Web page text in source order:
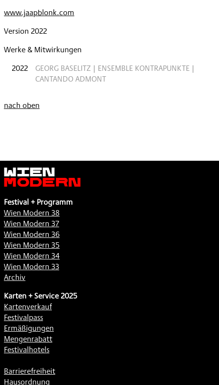
www.jaapblonk.com
Version 2022
Werke & Mitwirkungen
2022
GEORG BASELITZ | ENSEMBLE KONTRAPUNKTE |
CANTANDO ADMONT
nach oben
Wien
Modern
Festival + Programm
Wien Modern 38
Wien Modern 37
Wien Modern 36
Wien Modern 35
Wien Modern 34
Wien Modern 33
Archiv
Karten + Service 2025
Kartenverkauf
Festivalpass
Ermäßigungen
Mengenrabatt
Festivalhotels
Barrierefreiheit
Hausordnung